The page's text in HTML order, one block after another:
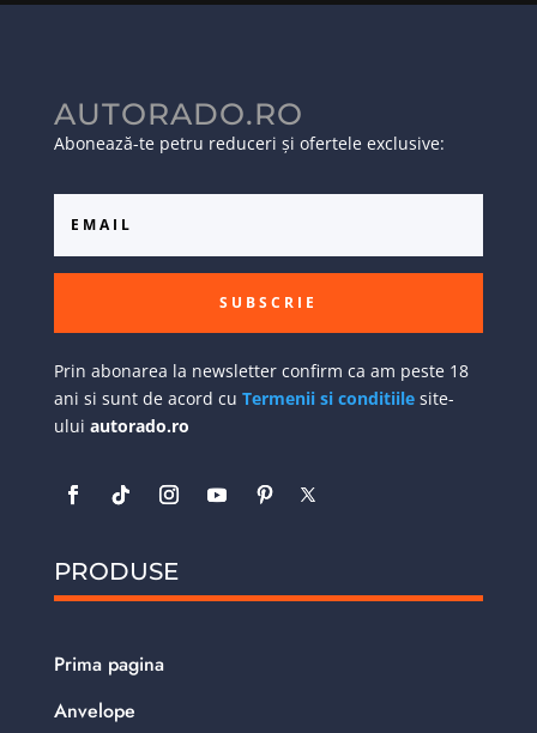
AUTORADO.RO
Abonează-te petru reduceri și ofertele exclusive:
SUBSCRIE
Prin abonarea la newsletter confirm ca am peste 18
ani si sunt de acord cu Termenii si conditiilesite-
ului autorado.ro
PRODUSE
Prima pagina
Anvelope